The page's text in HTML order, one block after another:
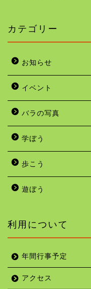
カテゴリー
お知らせ
イベント
バラの写真
学ぼう
歩こう
遊ぼう
利用について
年間行事予定
アクセス